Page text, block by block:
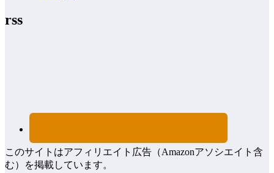
rss
このサイトはアフィリエイト広告（Amazonアソシエイト含
む）を掲載しています。